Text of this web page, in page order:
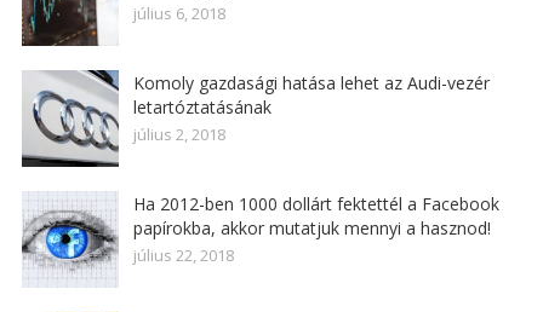
július 6, 2018
Komoly gazdasági hatása lehet az Audi-vezér
letartóztatásának
július 2, 2018
Ha 2012-ben 1000 dollárt fektettél a Facebook
papírokba, akkor mutatjuk mennyi a hasznod!
július 22, 2018